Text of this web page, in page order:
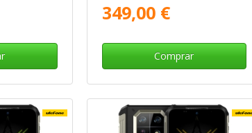
349,00 €
Comprar